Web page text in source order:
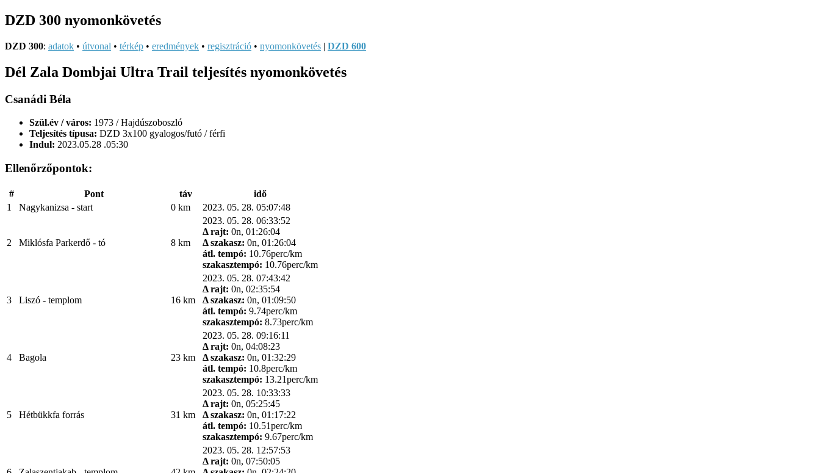
DZD 300 nyomonkövetés
DZD 300: adatok • útvonal • térkép • eredmények • regisztráció • nyomonkövetés | DZD 600
Dél Zala Dombjai Ultra Trail teljesítés nyomonkövetés
Csanádi Béla
Szül.év / város: 1973 / Hajdúszoboszló
Teljesítés típusa: DZD 3x100 gyalogos/futó / férfi
Indul: 2023.05.28 .05:30
Ellenőrzőpontok:
# Pont táv
idő
1
Nagykanizsa - start 0 km 2023. 05. 28. 05:07:48
2 Miklósfa Parkerdő - tó 8 km
2023. 05. 28. 06:33:52
Δ rajt: 0n, 01:26:04
Δ szakasz: 0n, 01:26:04
átl. tempó: 10.76perc/km
szakasztempó: 10.76perc/km
3 Liszó - templom 16 km
2023. 05. 28. 07:43:42
Δ rajt: 0n, 02:35:54
Δ szakasz: 0n, 01:09:50
átl. tempó: 9.74perc/km
szakasztempó: 8.73perc/km
4 Bagola 23 km
2023. 05. 28. 09:16:11
Δ rajt: 0n, 04:08:23
Δ szakasz: 0n, 01:32:29
átl. tempó: 10.8perc/km
szakasztempó: 13.21perc/km
5 Hétbükkfa forrás 31 km
2023. 05. 28. 10:33:33
Δ rajt: 0n, 05:25:45
Δ szakasz: 0n, 01:17:22
átl. tempó: 10.51perc/km
szakasztempó: 9.67perc/km
2023. 05. 28. 12:57:53
Δ rajt: 0n, 07:50:05